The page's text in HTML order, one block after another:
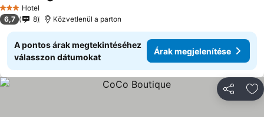
3 Kategória
Hotel
6,7 8 Közvetlenül a parton
A pontos árak megtekintéséhez
válasszon dátumokat
Árak megjelenítése